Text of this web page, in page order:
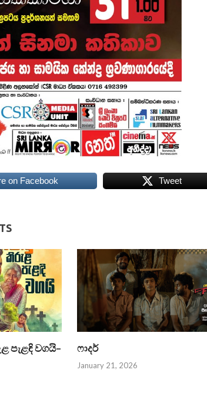
on Facebook Tweet
පැළඳි වගයි–
ෆාදර්
January 21, 2026